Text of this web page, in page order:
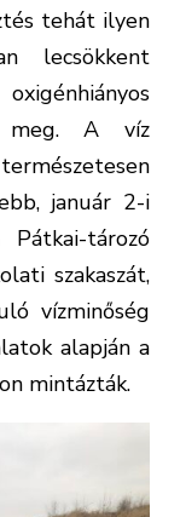
tehát ilyen
lecsökkent
meg. A víz
január 2-i
tározó
szakaszát,
vízminőség
alapján a
mintázták.